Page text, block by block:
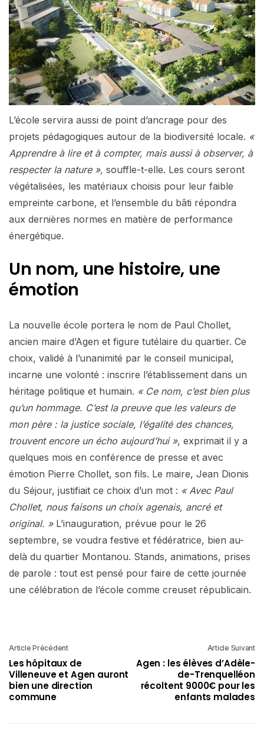
L’école servira aussi de point d’ancrage pour des
projets pédagogiques autour de la biodiversité locale. «
Apprendre à lire et à compter, mais aussi à observer, à
respecter la nature », souffle-t-elle. Les cours seront
végétalisées, les matériaux choisis pour leur faible
empreinte carbone, et l’ensemble du bâti répondra
aux dernières normes en matière de performance
énergétique.
Un nom, une histoire, une
émotion
La nouvelle école portera le nom de Paul Chollet,
ancien maire d’Agen et figure tutélaire du quartier. Ce
choix, validé à l’unanimité par le conseil municipal,
incarne une volonté : inscrire l’établissement dans un
héritage politique et humain. « Ce nom, c’est bien plus
qu’un hommage. C’est la preuve que les valeurs de
mon père : la justice sociale, l’égalité des chances,
trouvent encore un écho aujourd’hui », exprimait il y a
quelques mois en conférence de presse et avec
émotion Pierre Chollet, son fils. Le maire, Jean Dionis
du Séjour, justifiait ce choix d’un mot : « Avec Paul
Chollet, nous faisons un choix agenais, ancré et
original. »L’inauguration, prévue pour le 26
septembre, se voudra festive et fédératrice, bien au-
delà du quartier Montanou. Stands, animations, prises
de parole : tout est pensé pour faire de cette journée
une célébration de l’école comme creuset républicain.
Article Précédent
Les hôpitaux de
Villeneuve et Agen auront
bien une direction
commune
Article Suivant
Agen : les élèves d’Adèle-
de-Trenquelléon
récoltent 9000€ pour les
enfants malades